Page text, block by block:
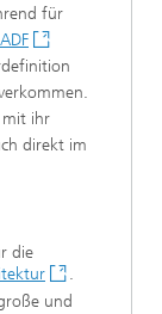
für
mit ihr
direkt im
die
.
und